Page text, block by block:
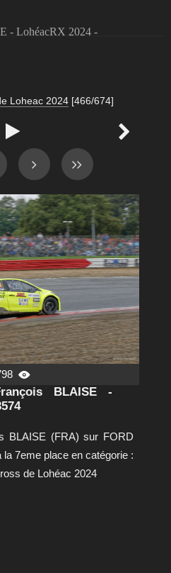
- LohéacRX 2024 -
Loheac 2024 [466/674]
 

BLAISE -
BLAISE (FRA) sur FORD
7eme place en catégorie :
de Lohéac 2024